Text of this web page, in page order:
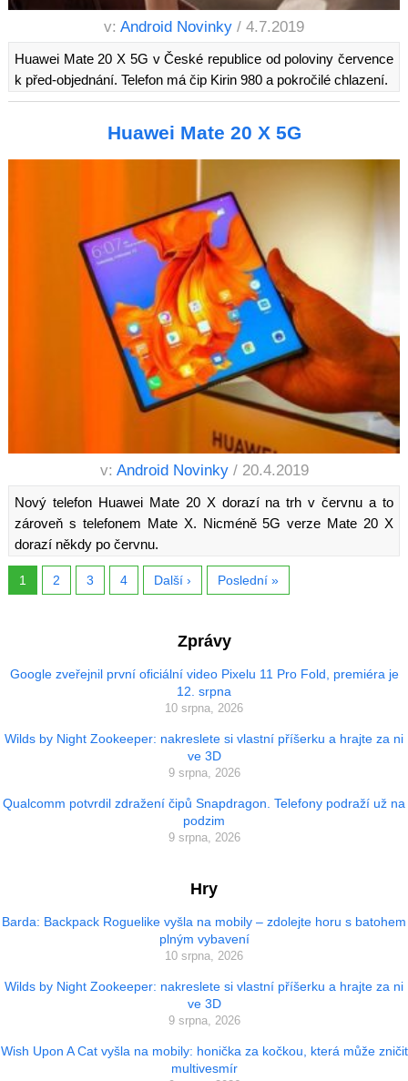
v: Android Novinky / 4.7.2019
Huawei Mate 20 X 5G v České republice od poloviny července
k před-objednání. Telefon má čip Kirin 980 a pokročilé chlazení.
Huawei Mate 20 X 5G
v: Android Novinky / 20.4.2019
Nový telefon Huawei Mate 20 X dorazí na trh v červnu a to
zároveň s telefonem Mate X. Nicméně 5G verze Mate 20 X
dorazí někdy po červnu.
1 2 3 4 Další › Poslední »
Zprávy
Google zveřejnil první oficiální video Pixelu 11 Pro Fold, premiéra je
12. srpna
10 srpna, 2026
Wilds by Night Zookeeper: nakreslete si vlastní příšerku a hrajte za ni
ve 3D
9 srpna, 2026
Qualcomm potvrdil zdražení čipů Snapdragon. Telefony podraží už na
podzim
9 srpna, 2026
Hry
Barda: Backpack Roguelike vyšla na mobily – zdolejte horu s batohem
plným vybavení
10 srpna, 2026
Wilds by Night Zookeeper: nakreslete si vlastní příšerku a hrajte za ni
ve 3D
9 srpna, 2026
Wish Upon A Cat vyšla na mobily: honička za kočkou, která může zničit
multivesmír